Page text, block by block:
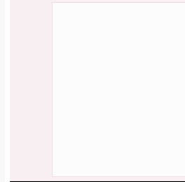
Kadın Sitesinde önce Haber